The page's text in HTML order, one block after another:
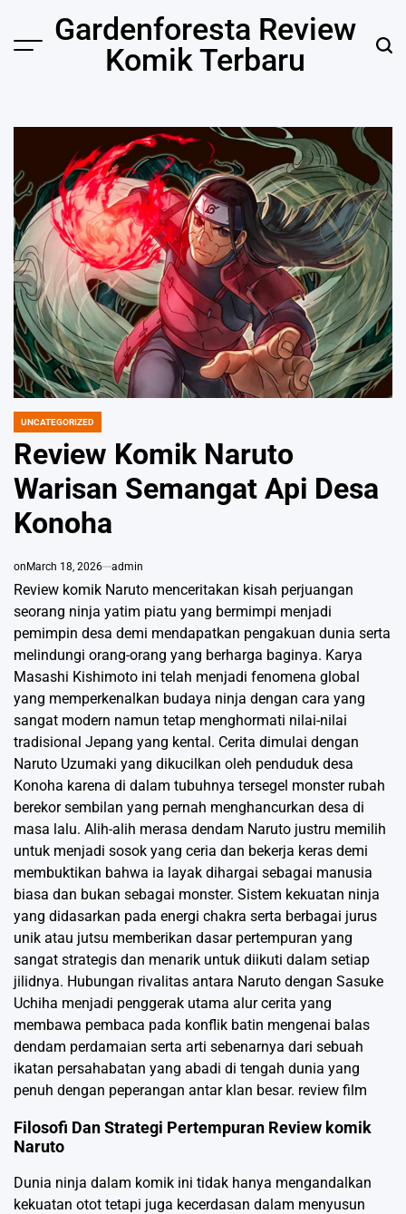
content
Gardenforesta Review
Komik Terbaru
POSTED
UNCATEGORIZED
Review Komik Naruto
Warisan Semangat Api Desa
Konoha
onMarch 18, 2026 admin
Review komik Naruto menceritakan kisah perjuangan
seorang ninja yatim piatu yang bermimpi menjadi
pemimpin desa demi mendapatkan pengakuan dunia serta
melindungi orang-orang yang berharga baginya. Karya
Masashi Kishimoto ini telah menjadi fenomena global
yang memperkenalkan budaya ninja dengan cara yang
sangat modern namun tetap menghormati nilai-nilai
tradisional Jepang yang kental. Cerita dimulai dengan
Naruto Uzumaki yang dikucilkan oleh penduduk desa
Konoha karena di dalam tubuhnya tersegel monster rubah
berekor sembilan yang pernah menghancurkan desa di
masa lalu. Alih-alih merasa dendam Naruto justru memilih
untuk menjadi sosok yang ceria dan bekerja keras demi
membuktikan bahwa ia layak dihargai sebagai manusia
biasa dan bukan sebagai monster. Sistem kekuatan ninja
yang didasarkan pada energi chakra serta berbagai jurus
unik atau jutsu memberikan dasar pertempuran yang
sangat strategis dan menarik untuk diikuti dalam setiap
jilidnya. Hubungan rivalitas antara Naruto dengan Sasuke
Uchiha menjadi penggerak utama alur cerita yang
membawa pembaca pada konflik batin mengenai balas
dendam perdamaian serta arti sebenarnya dari sebuah
ikatan persahabatan yang abadi di tengah dunia yang
penuh dengan peperangan antar klan besar. review film
Filosofi Dan Strategi Pertempuran Review komik
Naruto
Dunia ninja dalam komik ini tidak hanya mengandalkan
kekuatan otot tetapi juga kecerdasan dalam menyusun